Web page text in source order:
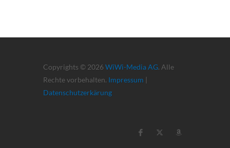
Copyrights © 2026 WiWi-Media AG. Alle
Rechte vorbehalten. Impressum |
Datenschutzerkärung